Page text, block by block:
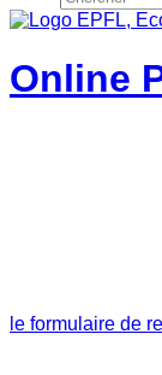
Online
le formulaire de